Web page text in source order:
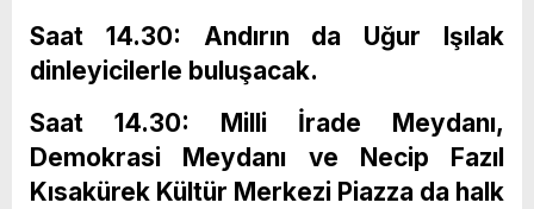
Saat 14.30: Andırın da Uğur Işılak
dinleyicilerle buluşacak.
Saat 14.30: Milli İrade Meydanı,
Demokrasi Meydanı ve Necip Fazıl
Kısakürek Kültür Merkezi Piazza da halk